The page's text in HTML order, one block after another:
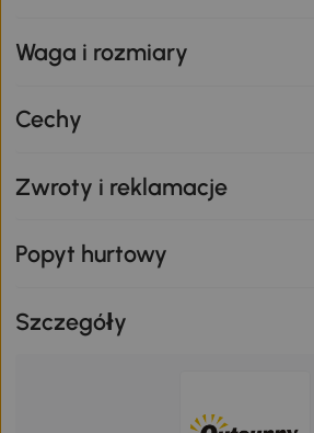
Waga i rozmiary
Cechy
Zwroty i reklamacje
Popyt hurtowy
Szczegóły